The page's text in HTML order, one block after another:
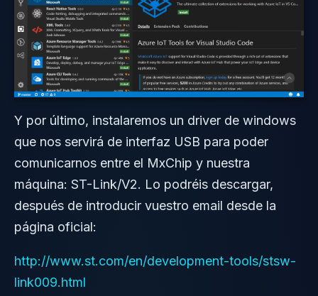
Y por último, instalaremos un driver de windows
que nos servirá de interfaz USB para poder
comunicarnos entre el MxChip y nuestra
máquina: ST-Link/V2. Lo podréis descargar,
después de introducir vuestro email desde la
página oficial:
http://www.st.com/en/development-tools/stsw-
link009.html